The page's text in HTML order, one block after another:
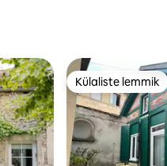
Külaliste lemmik
Külaliste lemmik